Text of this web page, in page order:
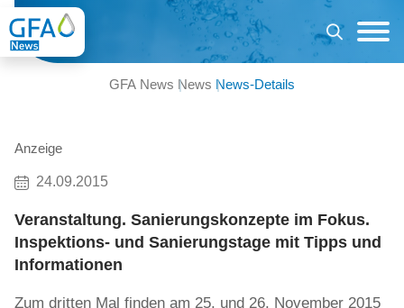
GFA News News News-Details
Anzeige
24.09.2015
Veranstaltung. Sanierungskonzepte im Fokus.
Inspektions- und Sanierungstage mit Tipps und
Informationen
Zum dritten Mal finden am 25. und 26. November 2015